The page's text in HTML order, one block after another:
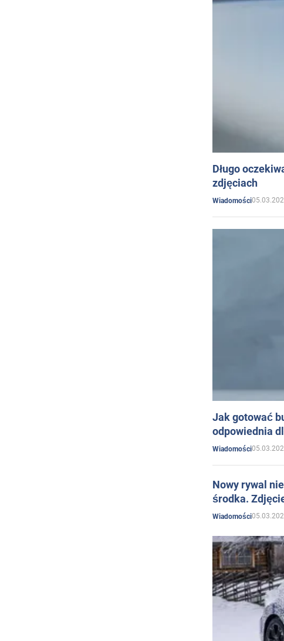
Długo
zdjęciach
Wiadomości
Jak gotować
odpowiednia
Wiadomości
Nowy rywal
środka.
Wiadomości